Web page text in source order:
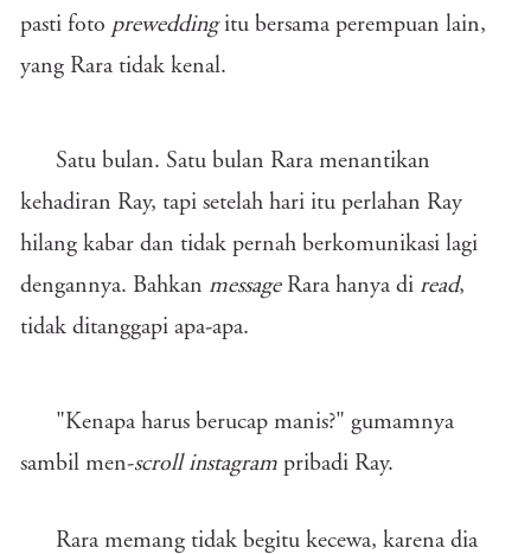
pasti foto preweddingitu bersama perempuan lain,
yang Rara tidak kenal.
Satu bulan. Satu bulan Rara menantikan
kehadiran Ray, tapi setelah hari itu perlahan Ray
hilang kabar dan tidak pernah berkomunikasi lagi
dengannya. Bahkan messageRara hanya di read,
tidak ditanggapi apa-apa.
"Kenapa harus berucap manis?" gumamnya
sambil men-scroll instagram pribadi Ray.
Rara memang tidak begitu kecewa, karena dia